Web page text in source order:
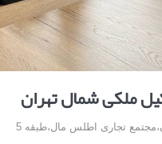
ملکی شمال تهران
تجاری اطلس مال،طبقه 5